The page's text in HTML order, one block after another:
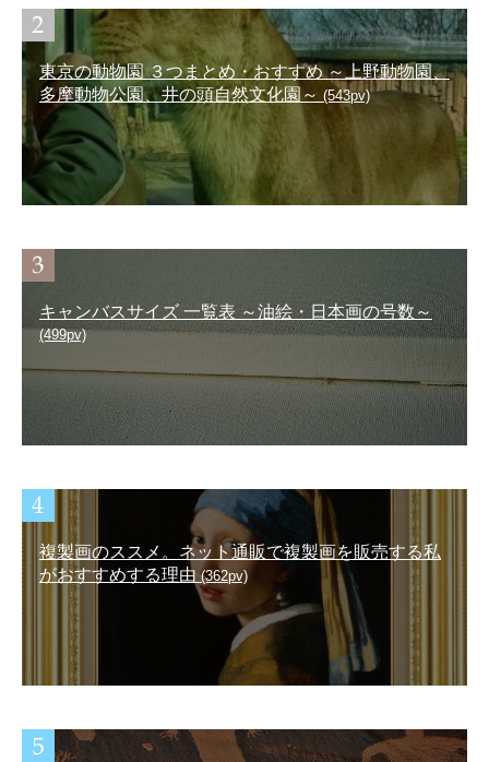
東京の動物園 ３つまとめ・おすすめ ～上野動物園、
多摩動物公園、井の頭自然文化園～ (543pv)
キャンバスサイズ 一覧表 ～油絵・日本画の号数～
(499pv)
複製画のススメ。ネット通販で複製画を販売する私
がおすすめする理由 (362pv)